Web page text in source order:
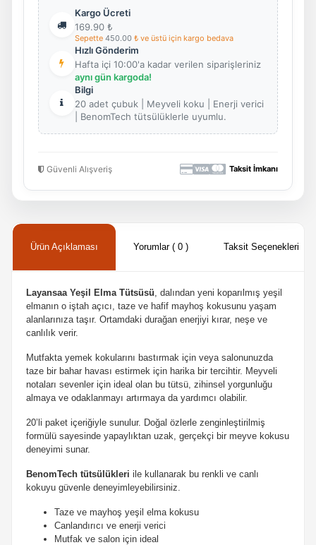
Kargo Ücreti
169.90₺
Sepette 450.00 ₺ ve üstü için kargo bedava
Hızlı Gönderim
Hafta içi 10:00'a kadar verilen siparişleriniz
aynı gün kargoda!
Bilgi
20 adet çubuk | Meyveli koku | Enerji verici
| BenomTech tütsülüklerle uyumlu.
Güvenli Alışveriş Taksit İmkanı
Ürün Açıklaması Yorumlar ( 0 ) Taksit Seçenekleri
Layansaa Yeşil Elma Tütsüsü , dalından yeni koparılmış yeşil
elmanın o iştah açıcı, taze ve hafif mayhoş kokusunu yaşam
alanlarınıza taşır. Ortamdaki durağan enerjiyi kırar, neşe ve
canlılık verir.
Mutfakta yemek kokularını bastırmak için veya salonunuzda
taze bir bahar havası estirmek için harika bir tercihtir. Meyveli
notaları sevenler için ideal olan bu tütsü, zihinsel yorgunluğu
almaya ve odaklanmayı artırmaya da yardımcı olabilir.
20’li paket içeriğiyle sunulur. Doğal özlerle zenginleştirilmiş
formülü sayesinde yapaylıktan uzak, gerçekçi bir meyve kokusu
deneyimi sunar.
BenomTech tütsülükleri ile kullanarak bu renkli ve canlı
kokuyu güvenle deneyimleyebilirsiniz.
Taze ve mayhoş yeşil elma kokusu
Canlandırıcı ve enerji verici
Mutfak ve salon için ideal